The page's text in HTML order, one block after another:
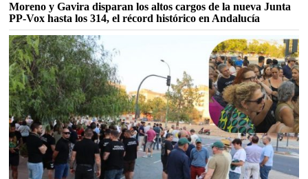
Moreno y Gavira disparan los altos cargos de la nueva Junta
PP-Vox hasta los 314, el récord histórico en Andalucía